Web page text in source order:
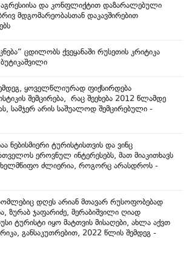
და კონფლიქტით დაზარალებული
მდგომარეობასთან დაკავშირებით
ცდილობს ქვეყანაში რუსეთის კრიტიკა
ყოველწლიურად ფიქსირდება
შემცირება, რაც შეეხება 2012 წლამდე
სამჯერ არის საშუალოდ შემცირებული -
ნებისმიერი ტურისტისთვის და ვინც
ეროვნულ ინტერესებს, მათ მიაკითხავს
ძლიერია, როგორც არასდროს -
დღეს არიან მთავარ რუსოფობებად
ზურაბ ჯაფარიძე, მერაბიშვილი ღიად
ტურისტი იყო მატთვის მისაღები, ახლა აქვთ
განსაკუთრებით, 2022 წლის შემდეგ -